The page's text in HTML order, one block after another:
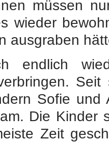
müssen
wieder
ausgraben
endlich
Sofie und
Die Kinder
Zeit